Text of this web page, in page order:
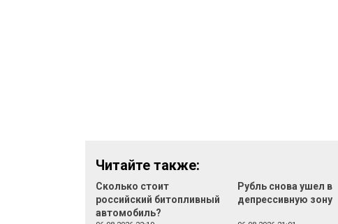
Читайте также:
Сколько стоит
российский битопливный
автомобиль?
Рубль снова ушел в
депрессивную зону